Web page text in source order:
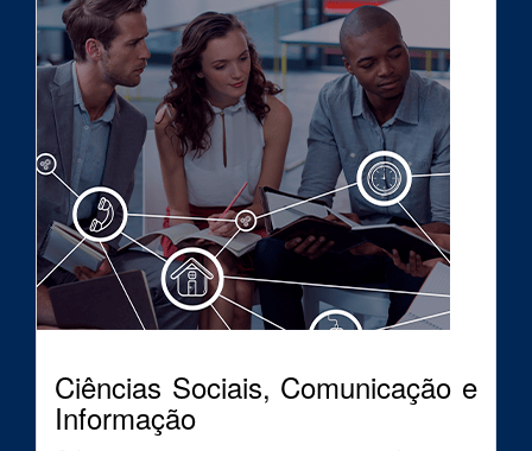
Ciências Sociais, Comunicação e
Informação